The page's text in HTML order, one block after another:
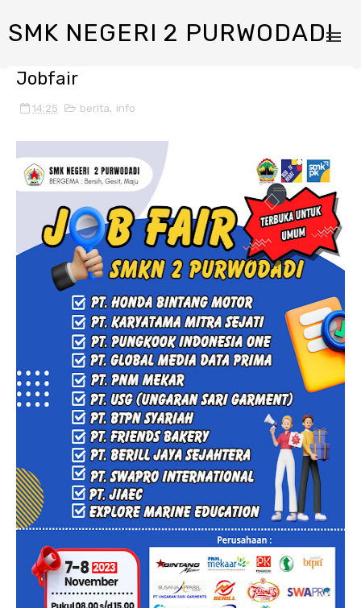
SMK NEGERI 2 PURWODADI
Jobfair
14:25 berita, info